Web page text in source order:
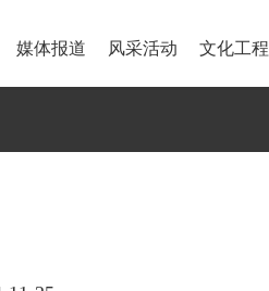
媒体报道 风采活动 文化工程